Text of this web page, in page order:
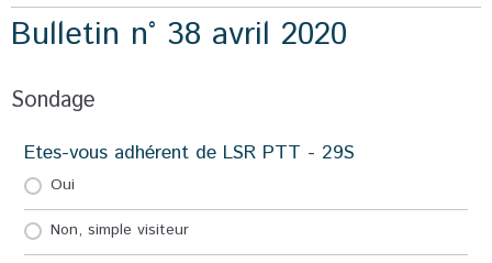
Bulletin n° 38 avril 2020
Sondage
Etes-vous adhérent de LSR PTT - 29S
Oui
Non, simple visiteur